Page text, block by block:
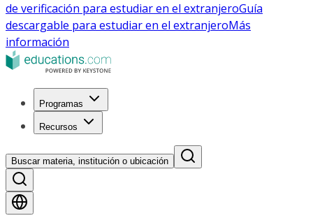
de verificación para estudiar en el extranjeroGuía
descargable para estudiar en el extranjeroMás
información
Programas
Recursos
Buscar materia, institución o ubicación